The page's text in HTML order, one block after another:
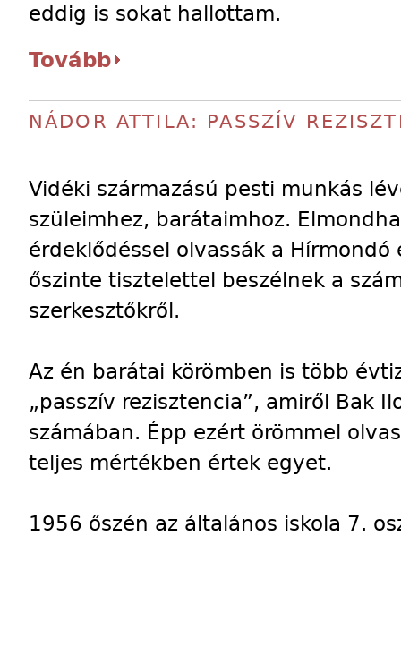
eddig is sokat hallottam.
Tovább
NÁDOR ATTILA: PASSZÍV
Vidéki származású pesti munkás
szüleimhez, barátaimhoz.
érdeklődéssel olvassák a Hírmondó
őszinte tisztelettel beszélnek a
szerkesztőkről.
Az én barátai körömben is több
„passzív rezisztencia”, amiről Bak
számában. Épp ezért örömmel
teljes mértékben értek egyet.
1956 őszén az általános iskola 7.